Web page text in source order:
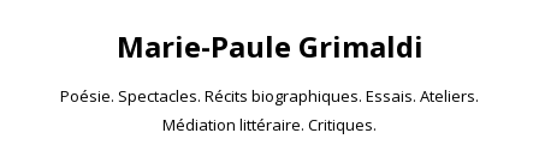
Marie-Paule Grimaldi
Poésie. Spectacles. Récits biographiques. Essais. Ateliers.
Médiation littéraire. Critiques.